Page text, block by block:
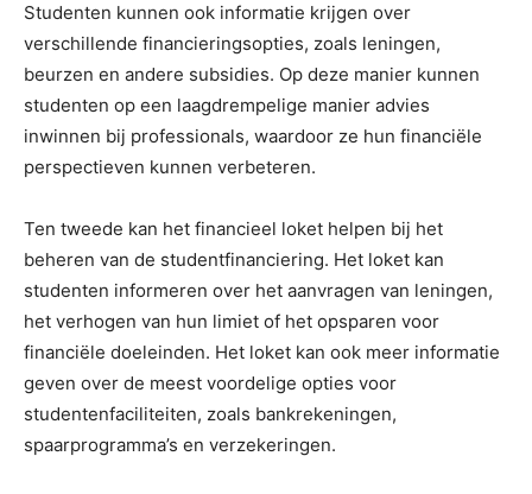
Studenten kunnen ook informatie krijgen over
verschillende financieringsopties, zoals leningen,
beurzen en andere subsidies. Op deze manier kunnen
studenten op een laagdrempelige manier advies
inwinnen bij professionals, waardoor ze hun financiële
perspectieven kunnen verbeteren.
Ten tweede kan het financieel loket helpen bij het
beheren van de studentfinanciering. Het loket kan
studenten informeren over het aanvragen van leningen,
het verhogen van hun limiet of het opsparen voor
financiële doeleinden. Het loket kan ook meer informatie
geven over de meest voordelige opties voor
studentenfaciliteiten, zoals bankrekeningen,
spaarprogramma’s en verzekeringen.